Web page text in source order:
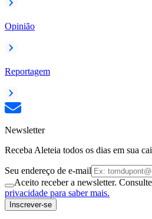
Opinião
Reportagem
Newsletter
Receba Aleteia todos os dias em sua
Seu endereço de e-mail
Aceito receber a newsletter.
privacidade para saber mais.
Inscrever-se